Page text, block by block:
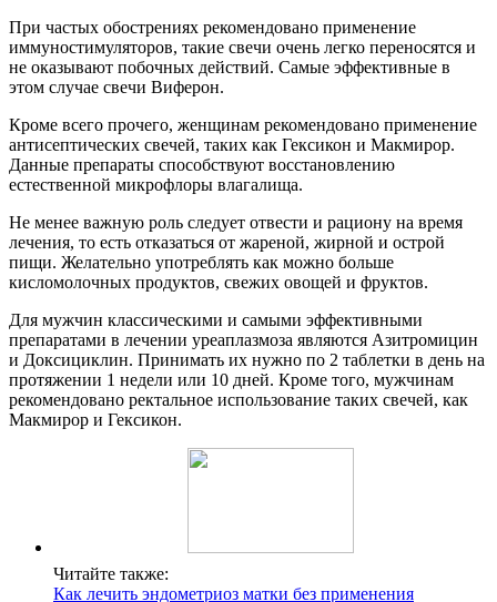
При частых обострениях рекомендовано применение
иммуностимуляторов, такие свечи очень легко переносятся и
не оказывают побочных действий. Самые эффективные в
этом случае свечи Виферон.
Кроме всего прочего, женщинам рекомендовано применение
антисептических свечей, таких как Гексикон и Макмирор.
Данные препараты способствуют восстановлению
естественной микрофлоры влагалища.
Не менее важную роль следует отвести и рациону на время
лечения, то есть отказаться от жареной, жирной и острой
пищи. Желательно употреблять как можно больше
кисломолочных продуктов, свежих овощей и фруктов.
Для мужчин классическими и самыми эффективными
препаратами в лечении уреаплазмоза являются Азитромицин
и Доксициклин. Принимать их нужно по 2 таблетки в день на
протяжении 1 недели или 10 дней. Кроме того, мужчинам
рекомендовано ректальное использование таких свечей, как
Макмирор и Гексикон.
Читайте также:
Как лечить эндометриоз матки без применения